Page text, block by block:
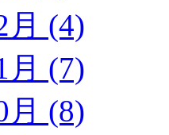
月 (4)
月 (7)
月 (8)